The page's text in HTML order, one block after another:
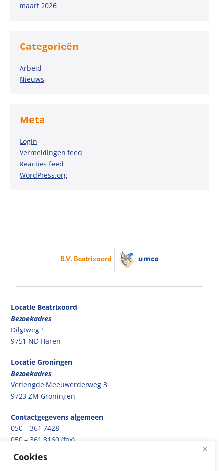
Cookies
maart 2026
Categorieën
Arbeid
Nieuws
Meta
Login
Vermeldingen feed
Reacties feed
WordPress.org
Locatie Beatrixoord
Bezoekadres
Dilgtweg 5
9751 ND Haren
Locatie Groningen
Bezoekadres
Verlengde Meeuwerderweg 3
9723 ZM Groningen
Contactgegevens algemeen
050 – 361 7428
050 – 361 8160 (fax)